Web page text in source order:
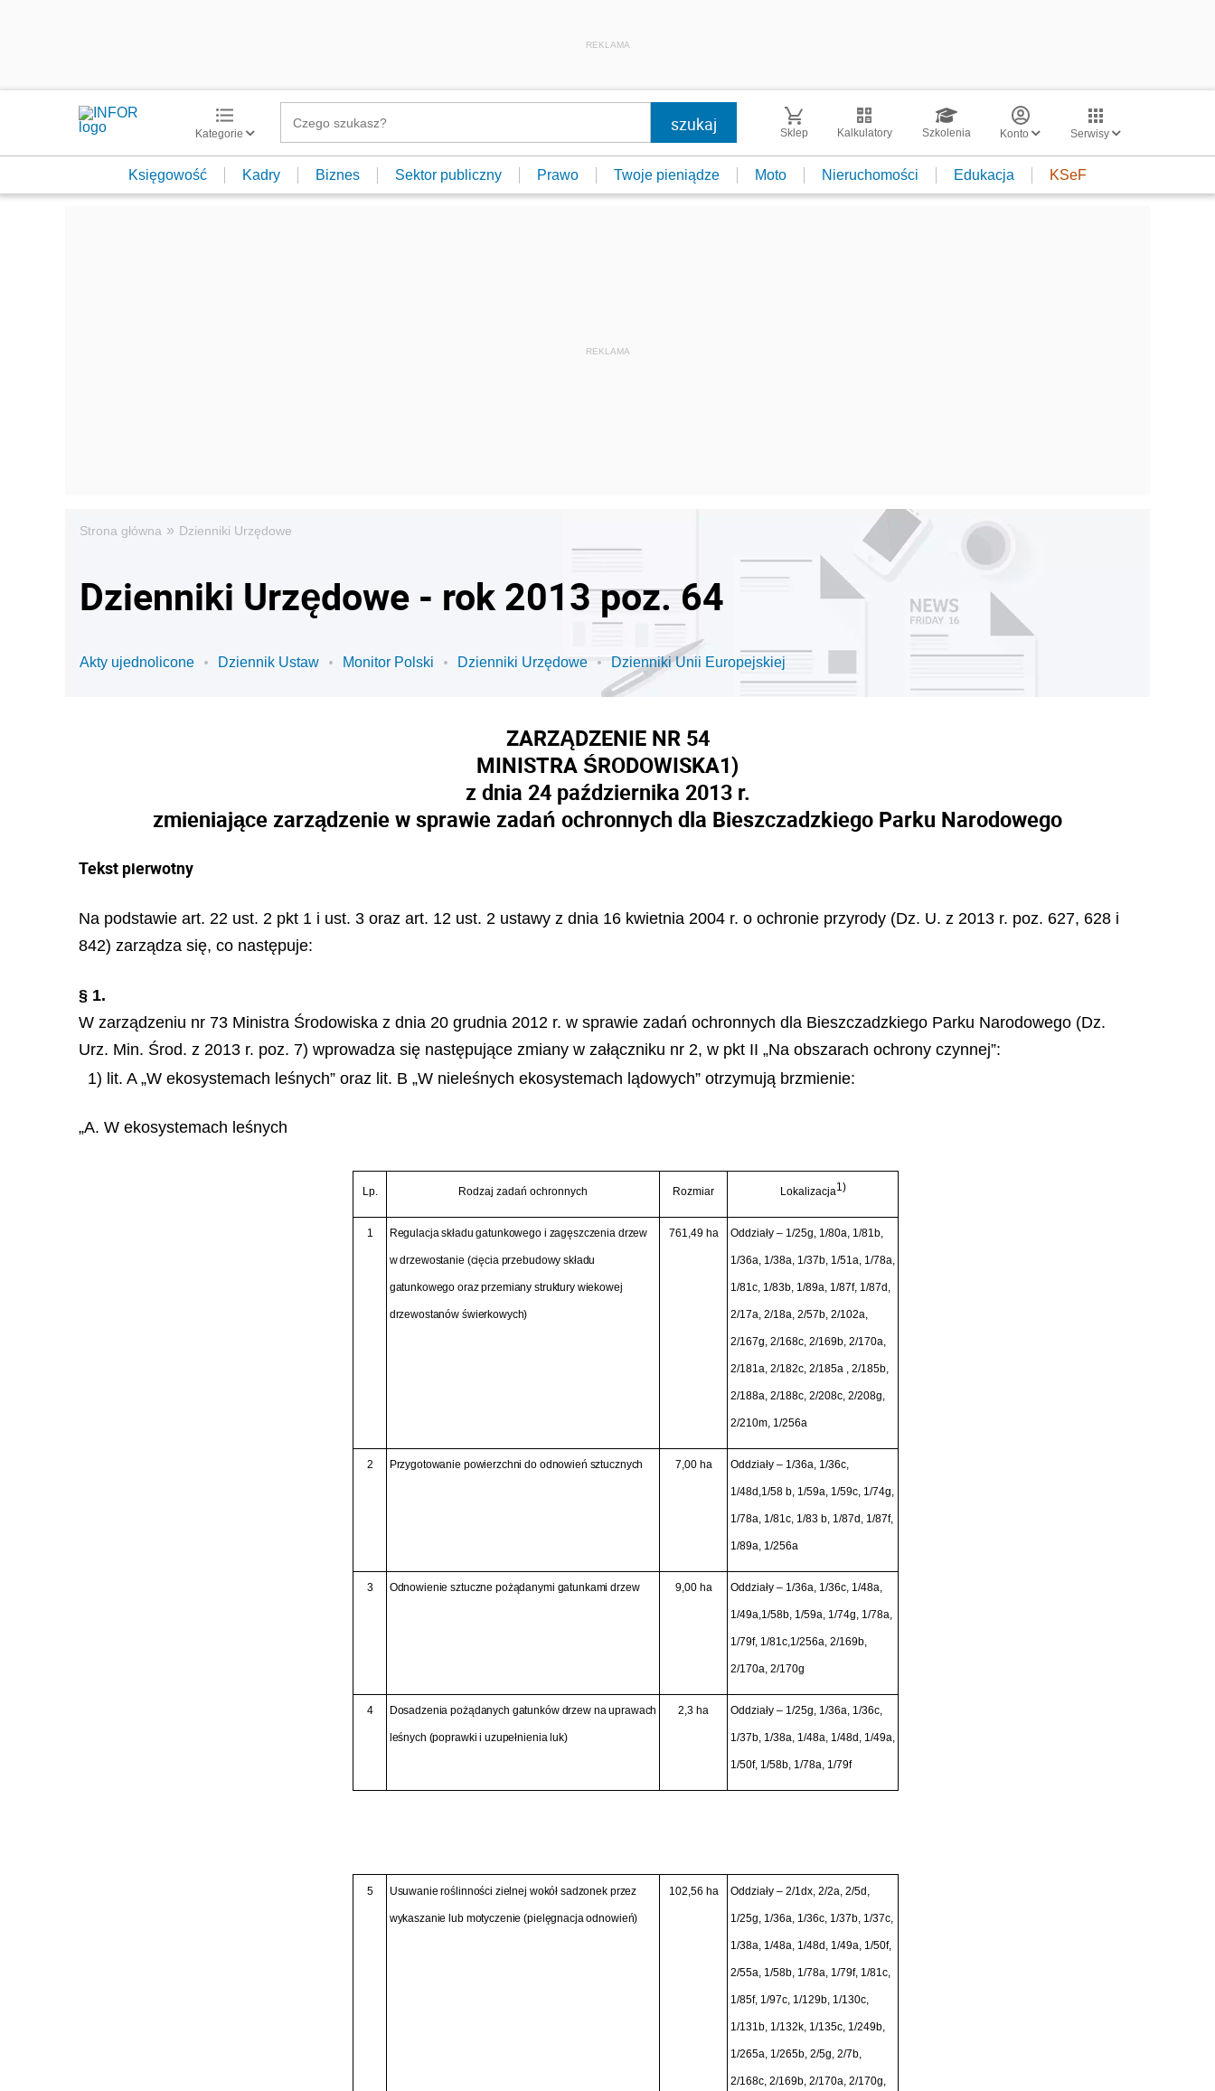
REKLAMA
Kategorie Sklep Kalkulatory Szkolenia Konto Serwisy
Księgowość Kadry Biznes Sektor publiczny Prawo Twoje pieniądze Moto Nieruchomości Edukacja KSeF
Strona główna » Dzienniki Urzędowe
Dzienniki Urzędowe - rok 2013 poz. 64
Akty ujednolicone Dziennik Ustaw Monitor Polski Dzienniki Urzędowe Dzienniki Unii Europejskiej
ZARZĄDZENIE NR 54
MINISTRA ŚRODOWISKA1)
z dnia 24 października 2013 r.
zmieniające zarządzenie w sprawie zadań ochronnych dla Bieszczadzkiego Parku Narodowego
Tekst pierwotny
Na podstawie art. 22 ust. 2 pkt 1 i ust. 3 oraz art. 12 ust. 2 ustawy z dnia 16 kwietnia 2004 r. o ochronie przyrody (Dz. U. z 2013 r. poz. 627, 628 i
842) zarządza się, co następuje:
§ 1.
W zarządzeniu nr 73 Ministra Środowiska z dnia 20 grudnia 2012 r. w sprawie zadań ochronnych dla Bieszczadzkiego Parku Narodowego (Dz.
Urz. Min. Środ. z 2013 r. poz. 7) wprowadza się następujące zmiany w załączniku nr 2, w pkt II „Na obszarach ochrony czynnej”:
1) lit. A „W ekosystemach leśnych” oraz lit. B „W nieleśnych ekosystemach lądowych” otrzymują brzmienie:
„A. W ekosystemach leśnych
Lp. Rodzaj zadań ochronnych Rozmiar Lokalizacja1)
1 Regulacja składu gatunkowego i zagęszczenia drzew
w drzewostanie (cięcia przebudowy składu
gatunkowego oraz przemiany struktury wiekowej
drzewostanów świerkowych)
761,49 ha Oddziały – 1/25g, 1/80a, 1/81b,
1/36a, 1/38a, 1/37b, 1/51a, 1/78a,
1/81c, 1/83b, 1/89a, 1/87f, 1/87d,
2/17a, 2/18a, 2/57b, 2/102a,
2/167g, 2/168c, 2/169b, 2/170a,
2/181a, 2/182c, 2/185a , 2/185b,
2/188a, 2/188c, 2/208c, 2/208g,
2/210m, 1/256a
2 Przygotowanie powierzchni do odnowień sztucznych 7,00 ha Oddziały – 1/36a, 1/36c,
1/48d,1/58 b, 1/59a, 1/59c, 1/74g,
1/78a, 1/81c, 1/83 b, 1/87d, 1/87f,
1/89a, 1/256a
3 Odnowienie sztuczne pożądanymi gatunkami drzew 9,00 ha Oddziały – 1/36a, 1/36c, 1/48a,
1/49a,1/58b, 1/59a, 1/74g, 1/78a,
1/79f, 1/81c,1/256a, 2/169b,
2/170a, 2/170g
4 Dosadzenia pożądanych gatunków drzew na uprawach
leśnych (poprawki i uzupełnienia luk)
2,3 ha Oddziały – 1/25g, 1/36a, 1/36c,
1/37b, 1/38a, 1/48a, 1/48d, 1/49a,
1/50f, 1/58b, 1/78a, 1/79f
5 Usuwanie roślinności zielnej wokół sadzonek przez
wykaszanie lub motyczenie (pielęgnacja odnowień)
102,56 ha Oddziały – 2/1dx, 2/2a, 2/5d,
1/25g, 1/36a, 1/36c, 1/37b, 1/37c,
1/38a, 1/48a, 1/48d, 1/49a, 1/50f,
2/55a, 1/58b, 1/78a, 1/79f, 1/81c,
1/85f, 1/97c, 1/129b, 1/130c,
1/131b, 1/132k, 1/135c, 1/249b,
1/265a, 1/265b, 2/5g, 2/7b,
2/168c, 2/169b, 2/170a, 2/170g,